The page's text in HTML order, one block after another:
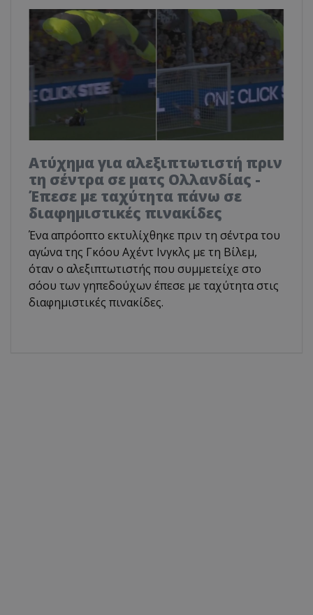
Ατύχημα για αλεξιπτωτιστή πριν
τη σέντρα σε ματς Ολλανδίας -
Έπεσε με ταχύτητα πάνω σε
διαφημιστικές πινακίδες
Ένα απρόοπτο εκτυλίχθηκε πριν τη σέντρα του
αγώνα της Γκόου Αχέντ Ινγκλς με τη Βίλεμ,
όταν ο αλεξιπτωτιστής που συμμετείχε στο
σόου των γηπεδούχων έπεσε με ταχύτητα στις
διαφημιστικές πινακίδες.